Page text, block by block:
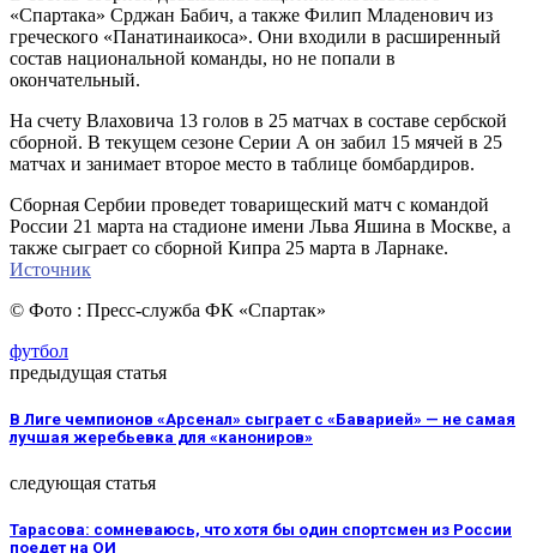
«Спартака» Срджан Бабич, а также Филип Младенович из
греческого «Панатинаикоса». Они входили в расширенный
состав национальной команды, но не попали в
окончательный.
На счету Влаховича 13 голов в 25 матчах в составе сербской
сборной. В текущем сезоне Серии А он забил 15 мячей в 25
матчах и занимает второе место в таблице бомбардиров.
Сборная Сербии проведет товарищеский матч с командой
России 21 марта на стадионе имени Льва Яшина в Москве, а
также сыграет со сборной Кипра 25 марта в Ларнаке.
Источник
© Фото : Пресс-служба ФК «Спартак»
футбол
предыдущая статья
В Лиге чемпионов «Арсенал» сыграет с «Баварией» — не самая
лучшая жеребьевка для «канониров»
следующая статья
Тарасова: сомневаюсь, что хотя бы один спортсмен из России
поедет на ОИ